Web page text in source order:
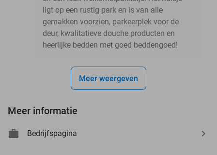
ligt op een rustig park en is van alle
gemakken voorzien, parkeerplek voor de
deur, kwalitatieve douche producten en
heerlijke bedden met goed beddengoed!
Meer weergeven
Meer informatie
Bedrijfspagina